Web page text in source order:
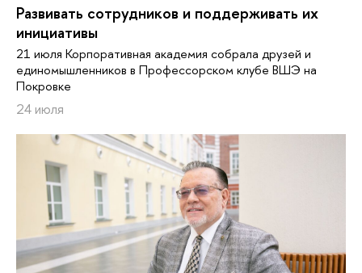
Развивать сотрудников и поддерживать их
инициативы
21 июля Корпоративная академия собрала друзей и
единомышленников в Профессорском клубе ВШЭ на
Покровке
24 июля